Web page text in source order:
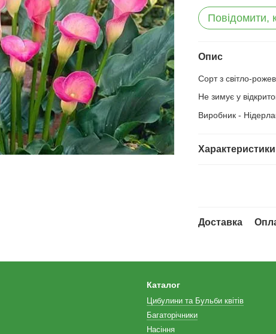
Повідомити,
Опис
Сорт з світло-
Не зимує у
Виробник -
Характеристики
Доставка
Каталог
Цибулини та Бульби квітів
Багаторічники
Насіння